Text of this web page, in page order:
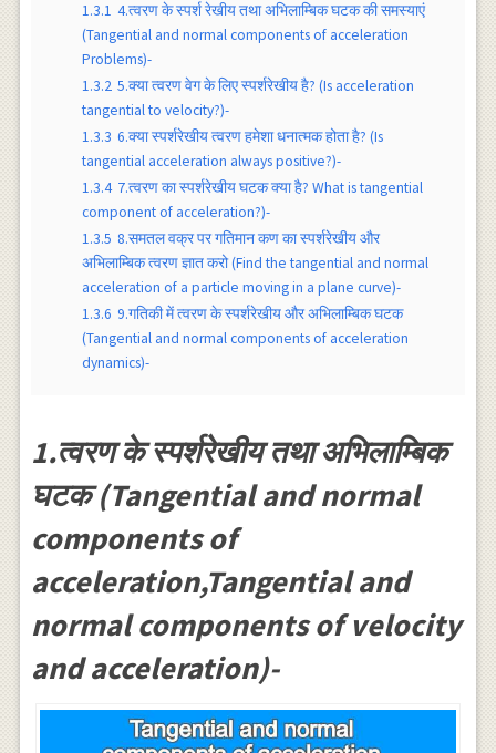
1.3.1 4.त्वरण के स्पर्श रेखीय तथा अभिलाम्बिक घटक की समस्याएं
(Tangential and normal components of acceleration
Problems)-
1.3.2 5.क्या त्वरण वेग के लिए स्पर्शरेखीय है? (Is acceleration
tangential to velocity?)-
1.3.3 6.क्या स्पर्शरेखीय त्वरण हमेशा धनात्मक होता है? (Is
tangential acceleration always positive?)-
1.3.4 7.त्वरण का स्पर्शरेखीय घटक क्या है? What is tangential
component of acceleration?)-
1.3.5 8.समतल वक्र पर गतिमान कण का स्पर्शरेखीय‌ और
अभिलाम्बिक त्वरण ज्ञात करो (Find the tangential and normal
acceleration of a particle moving in a plane curve)-
1.3.6 9.गतिकी में त्वरण के स्पर्शरेखीय और अभिलाम्बिक घटक
(Tangential and normal components of acceleration
dynamics)-
1.त्वरण के स्पर्शरेखीय तथा अभिलाम्बिक
घटक (Tangential and normal
components of
acceleration,Tangential and
normal components of velocity
and acceleration)-